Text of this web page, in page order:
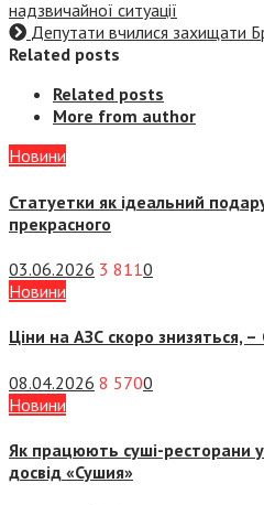
надзвичайної ситуації
Депутати вчилися захищати
Related posts
Related posts
More from author
Новини
Статуетки як ідеальний
прекрасного
03.06.2026 3 8110
Новини
Ціни на АЗС скоро знизяться, –
08.04.2026 8 5700
Новини
Як працюють суші-ресторани
досвід «Сушия»